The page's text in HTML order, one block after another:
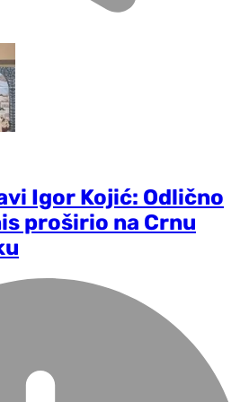
Igor Kojić: Odlično
proširio na Crnu